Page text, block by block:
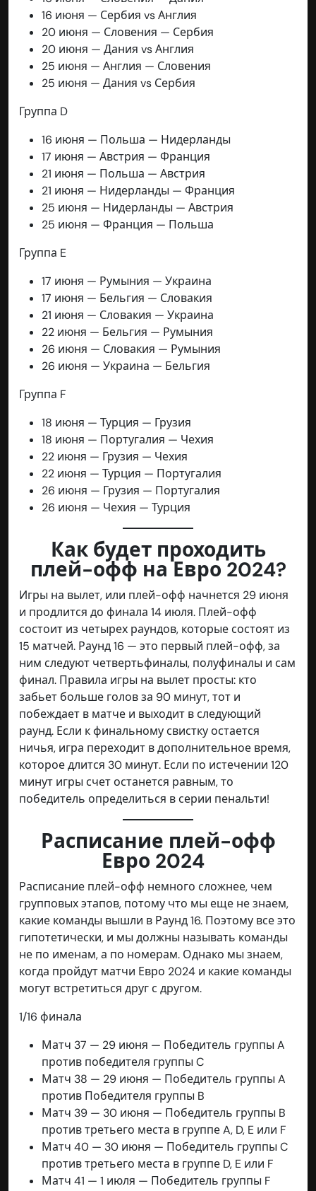
16 июня — Сербия vs Англия
20 июня — Словения — Сербия
20 июня — Дания vs Англия
25 июня — Англия — Словения
25 июня — Дания vs Сербия
Группа D
16 июня — Польша — Нидерланды
17 июня — Австрия — Франция
21 июня — Польша — Австрия
21 июня — Нидерланды — Франция
25 июня — Нидерланды — Австрия
25 июня — Франция — Польша
Группа E
17 июня — Румыния — Украина
17 июня — Бельгия — Словакия
21 июня — Словакия — Украина
22 июня — Бельгия — Румыния
26 июня — Словакия — Румыния
26 июня — Украина — Бельгия
Группа F
18 июня — Турция — Грузия
18 июня — Португалия — Чехия
22 июня — Грузия — Чехия
22 июня — Турция — Португалия
26 июня — Грузия — Португалия
26 июня — Чехия — Турция
Как будет проходить
плей-офф на Евро 2024?
Игры на вылет, или плей-офф начнется 29 июня
и продлится до финала 14 июля. Плей-офф
состоит из четырех раундов, которые состоят из
15 матчей. Раунд 16 — это первый плей-офф, за
ним следуют четвертьфиналы, полуфиналы и сам
финал. Правила игры на вылет просты: кто
забьет больше голов за 90 минут, тот и
побеждает в матче и выходит в следующий
раунд. Если к финальному свистку остается
ничья, игра переходит в дополнительное время,
которое длится 30 минут. Если по истечении 120
минут игры счет останется равным, то
победитель определиться в серии пенальти!
Расписание плей-офф
Евро 2024
Расписание плей-офф немного сложнее, чем
групповых этапов, потому что мы еще не знаем,
какие команды вышли в Раунд 16. Поэтому все это
гипотетически, и мы должны называть команды
не по именам, а по номерам. Однако мы знаем,
когда пройдут матчи Евро 2024 и какие команды
могут встретиться друг с другом.
1/16 финала
Матч 37 — 29 июня — Победитель группы A
против победителя группы C
Матч 38 — 29 июня — Победитель группы A
против Победителя группы B
Матч 39 — 30 июня — Победитель группы B
против третьего места в группе A, D, E или F
Матч 40 — 30 июня — Победитель группы C
против третьего места в группе D, E или F
Матч 41 — 1 июля — Победитель группы F